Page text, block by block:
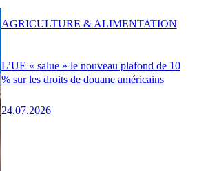
L’UE « salue » le nouveau plafond de 10
% sur les droits de douane américains
24.07.2026
AGRICULTURE & ALIMENTATION